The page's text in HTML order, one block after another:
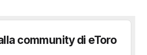
community di eToro